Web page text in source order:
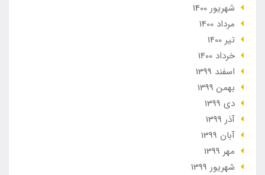
شهریور 1400
مرداد 1400
تير 1400
خرداد 1400
اسفند 1399
بهمن 1399
دی 1399
آذر 1399
آبان 1399
مهر 1399
شهریور 1399